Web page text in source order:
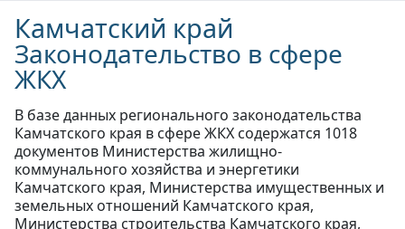
Камчатский край
Законодательство в сфере
ЖКХ
В базе данных регионального законодательства
Камчатского края в сфере ЖКХ содержатся 1018
документов Министерства жилищно-
коммунального хозяйства и энергетики
Камчатского края, Министерства имущественных и
земельных отношений Камчатского края,
Министерства строительства Камчатского края,